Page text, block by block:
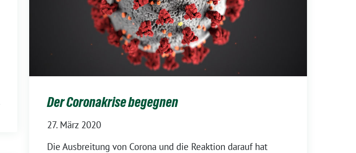
Der Coronakrise begegnen
27. März 2020
Die Ausbreitung von Corona und die Reaktion darauf hat